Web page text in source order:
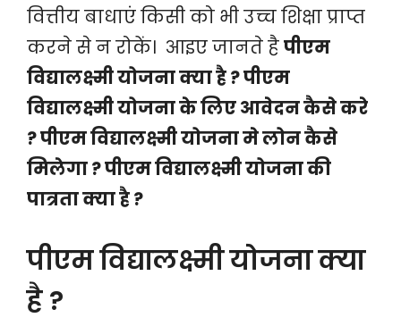
वित्तीय बाधाएं किसी को भी उच्च शिक्षा प्राप्त
करने से न रोकें। आइए जानते हैपीएम
विद्यालक्ष्मी योजना क्या है ? पीएम
विद्यालक्ष्मी योजना के लिए आवेदन कैसे करे
? पीएम विद्यालक्ष्मी योजना मे लोन कैसे
मिलेगा ? पीएम विद्यालक्ष्मी योजना की
पात्रता क्या है ?
पीएम विद्यालक्ष्मी योजना क्या
है ?